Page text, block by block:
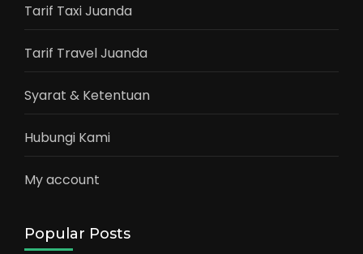
Tarif Taxi Juanda
Tarif Travel Juanda
Syarat & Ketentuan
Hubungi Kami
My account
Popular Posts